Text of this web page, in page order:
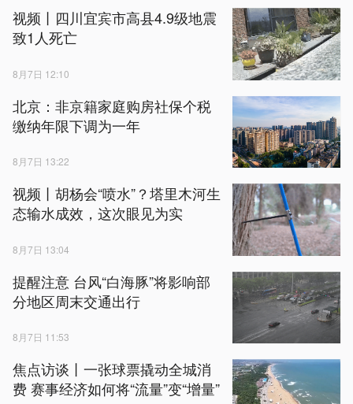
视频丨四川宜宾市高县4.9级地震
致1人死亡
8月7日 12:10
北京：非京籍家庭购房社保个税
缴纳年限下调为一年
8月7日 13:22
视频丨胡杨会“喷水”？塔里木河生
态输水成效，这次眼见为实
8月7日 13:04
提醒注意 台风“白海豚”将影响部
分地区周末交通出行
8月7日 11:53
焦点访谈丨一张球票撬动全城消
费 赛事经济如何将“流量”变“增量”